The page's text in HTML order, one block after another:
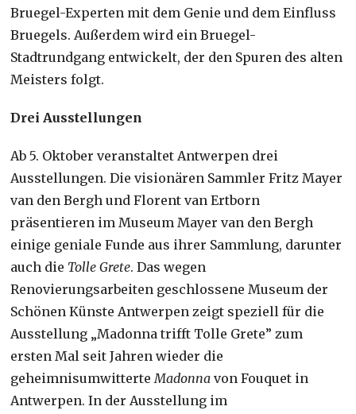
Bruegel-Experten mit dem Genie und dem Einfluss
Bruegels. Außerdem wird ein Bruegel-
Stadtrundgang entwickelt, der den Spuren des alten
Meisters folgt.
Drei Ausstellungen
Ab 5. Oktober veranstaltet Antwerpen drei
Ausstellungen. Die visionären Sammler Fritz Mayer
van den Bergh und Florent van Ertborn
präsentieren im Museum Mayer van den Bergh
einige geniale Funde aus ihrer Sammlung, darunter
auch die Tolle Grete. Das wegen
Renovierungsarbeiten geschlossene Museum der
Schönen Künste Antwerpen zeigt speziell für die
Ausstellung „Madonna trifft Tolle Grete” zum
ersten Mal seit Jahren wieder die
geheimnisumwitterteMadonna von Fouquet in
Antwerpen. In der Ausstellung im